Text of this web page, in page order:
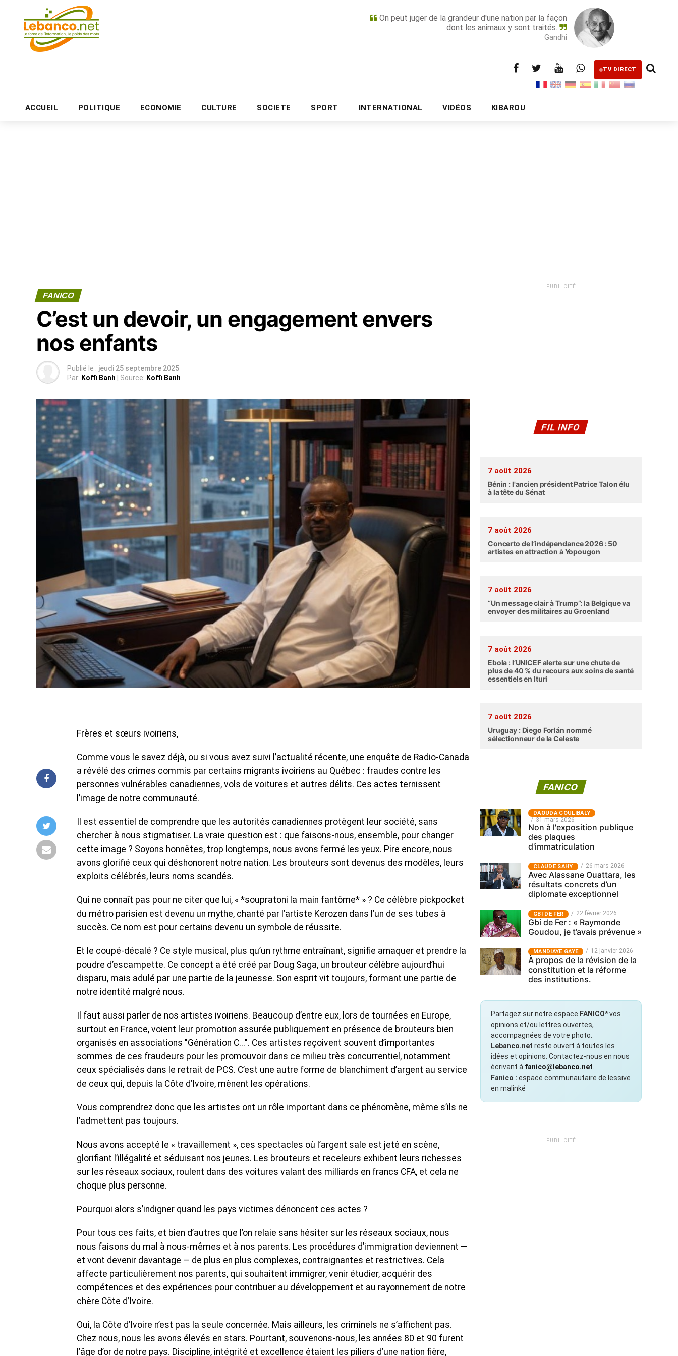
On peut juger de la grandeur d'une nation par la façon
dont les animaux y sont traités.
Gandhi
TV DIRECT
ACCUEIL POLITIQUE ECONOMIE CULTURE SOCIETE SPORT INTERNATIONAL VIDÉOS KIBAROU
PUBLICITÉ
FANICO
C’est un devoir, un engagement envers
nos enfants
Publié le : jeudi 25 septembre 2025
Par: Koffi Banh | Source: Koffi Banh
Frères et sœurs ivoiriens,
Comme vous le savez déjà, ou si vous avez suivi l’actualité récente, une enquête de Radio-Canada
a révélé des crimes commis par certains migrants ivoiriens au Québec : fraudes contre les
personnes vulnérables canadiennes, vols de voitures et autres délits. Ces actes ternissent
l’image de notre communauté.
Il est essentiel de comprendre que les autorités canadiennes protègent leur société, sans
chercher à nous stigmatiser. La vraie question est : que faisons-nous, ensemble, pour changer
cette image ? Soyons honnêtes, trop longtemps, nous avons fermé les yeux. Pire encore, nous
avons glorifié ceux qui déshonorent notre nation. Les brouteurs sont devenus des modèles, leurs
exploits célébrés, leurs noms scandés.
Qui ne connaît pas pour ne citer que lui, « *soupratoni la main fantôme* » ? Ce célèbre pickpocket
du métro parisien est devenu un mythe, chanté par l’artiste Kerozen dans l’un de ses tubes à
succès. Ce nom est pour certains devenu un symbole de réussite.
Et le coupé-décalé ? Ce style musical, plus qu’un rythme entraînant, signifie arnaquer et prendre la
poudre d’escampette. Ce concept a été créé par Doug Saga, un brouteur célèbre aujourd’hui
disparu, mais adulé par une partie de la jeunesse. Son esprit vit toujours, formant une partie de
notre identité malgré nous.
Il faut aussi parler de nos artistes ivoiriens. Beaucoup d’entre eux, lors de tournées en Europe,
surtout en France, voient leur promotion assurée publiquement en présence de brouteurs bien
organisés en associations "Génération C...". Ces artistes reçoivent souvent d’importantes
sommes de ces fraudeurs pour les promouvoir dans ce milieu très concurrentiel, notamment
ceux spécialisés dans le retrait de PCS. C’est une autre forme de blanchiment d’argent au service
de ceux qui, depuis la Côte d’Ivoire, mènent les opérations.
Vous comprendrez donc que les artistes ont un rôle important dans ce phénomène, même s’ils ne
l’admettent pas toujours.
Nous avons accepté le « travaillement », ces spectacles où l’argent sale est jeté en scène,
glorifiant l’illégalité et séduisant nos jeunes. Les brouteurs et receleurs exhibent leurs richesses
sur les réseaux sociaux, roulent dans des voitures valant des milliards en francs CFA, et cela ne
choque plus personne.
Pourquoi alors s’indigner quand les pays victimes dénoncent ces actes ?
Pour tous ces faits, et bien d’autres que l’on relaie sans hésiter sur les réseaux sociaux, nous
nous faisons du mal à nous-mêmes et à nos parents. Les procédures d’immigration deviennent —
et vont devenir davantage — de plus en plus complexes, contraignantes et restrictives. Cela
affecte particulièrement nos parents, qui souhaitent immigrer, venir étudier, acquérir des
compétences et des expériences pour contribuer au développement et au rayonnement de notre
chère Côte d’Ivoire.
Oui, la Côte d’Ivoire n’est pas la seule concernée. Mais ailleurs, les criminels ne s’affichent pas.
Chez nous, nous les avons élevés en stars. Pourtant, souvenons-nous, les années 80 et 90 furent
l’âge d’or de notre pays. Discipline, intégrité et excellence étaient les piliers d’une nation fière,
PUBLICITÉ
FIL INFO
7 août 2026
Bénin : l'ancien président Patrice Talon élu
à la tête du Sénat
7 août 2026
Concerto de l’indépendance 2026 : 50
artistes en attraction à Yopougon
7 août 2026
“Un message clair à Trump”: la Belgique va
envoyer des militaires au Groenland
7 août 2026
Ebola : l’UNICEF alerte sur une chute de
plus de 40 % du recours aux soins de santé
essentiels en Ituri
7 août 2026
Uruguay : Diego Forlán nommé
sélectionneur de la Celeste
FANICO
‎DAOUDA COULIBALY
31 mars 2026
Non à l'exposition publique
des plaques
d'immatriculation
CLAUDE SAHY 26 mars 2026
Avec Alassane Ouattara, les
résultats concrets d’un
diplomate exceptionnel
GBI DE FER 22 février 2026
Gbi de Fer : « Raymonde
Goudou, je t’avais prévenue »
MANDIAYE GAYE 12 janvier 2026
À propos de la révision de la
constitution et la réforme
des institutions.
Partagez sur notre espace FANICO*vos
opinions et/ou lettres ouvertes,
accompagnées de votre photo.
Lebanco.net reste ouvert à toutes les
idées et opinions. Contactez-nous en nous
écrivant à fanico@lebanco.net
Fanico : espace communautaire de lessive
en malinké
PUBLICITÉ